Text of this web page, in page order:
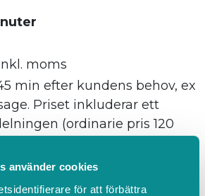
använder cookies
för att förbättra
moms
min efter kundens behov, ex
Priset inkluderar ett
(ordinarie pris 120
Uppge
vid bokning.